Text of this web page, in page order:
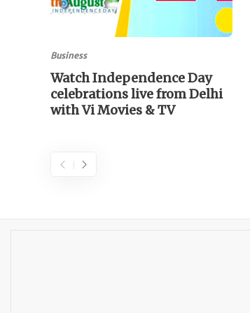
Business
Watch Independence Day
celebrations live from Delhi
with Vi Movies & TV